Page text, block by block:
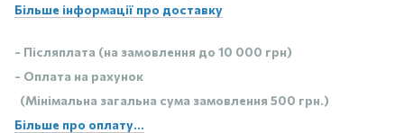
Більше інформації про доставку
- Післяплата (на замовлення до 10 000 грн)
- Оплата на рахунок
(Мінімальна загальна сума замовлення 500 грн.)
Більше про оплату...